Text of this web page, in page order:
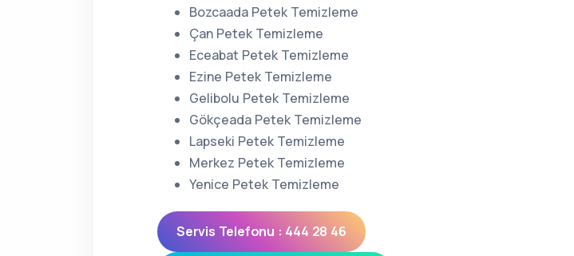
Bozcaada Petek Temizleme
Çan Petek Temizleme
Eceabat Petek Temizleme
Ezine Petek Temizleme
Gelibolu Petek Temizleme
Gökçeada Petek Temizleme
Lapseki Petek Temizleme
Merkez Petek Temizleme
Yenice Petek Temizleme
Servis Telefonu : 444 28 46